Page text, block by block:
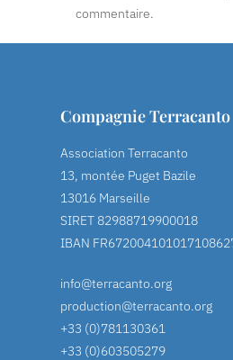
commentaire.
Compagnie Terracanto
Association Terracanto
13, montée Puget Bazile
13016 Marseille
SIRET 82988719900018
IBAN
info@terracanto.org
production@terracanto.org
+33 (0)781130361
+33 (0)603505279